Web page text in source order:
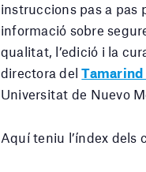
instruccions pas a pas
informació sobre
qualitat, l’edició i la
directora del
Universitat de Nuevo
Aquí teniu l’índex dels